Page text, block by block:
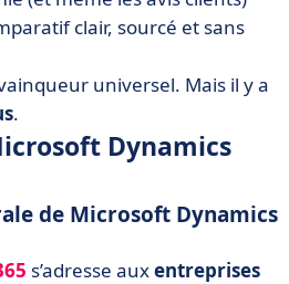
clair, sourcé et sans
universel. Mais il y a
.
Dynamics
de Microsoft Dynamics
s’adresse auxentreprises